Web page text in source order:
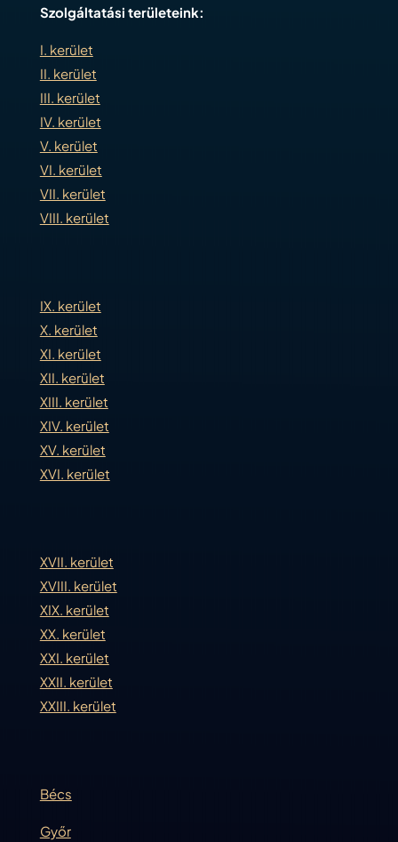
Szolgáltatási területeink:
I. kerület
II. kerület
III. kerület
IV. kerület
V. kerület
VI. kerület
VII. kerület
VIII. kerület
IX. kerület
X. kerület
XI. kerület
XII. kerület
XIII. kerület
XIV. kerület
XV. kerület
XVI. kerület
XVII. kerület
XVIII. kerület
XIX. kerület
XX. kerület
XXI. kerület
XXII. kerület
XXIII. kerület
Bécs
Győr